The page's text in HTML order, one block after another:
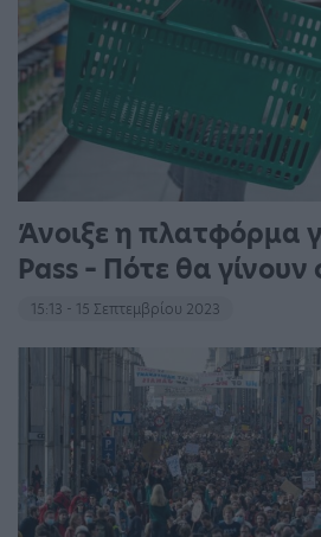
Άνοιξε η πλατφόρμα
Pass – Πότε θα
15:13 - 15 Σεπτεμβρίου 2023